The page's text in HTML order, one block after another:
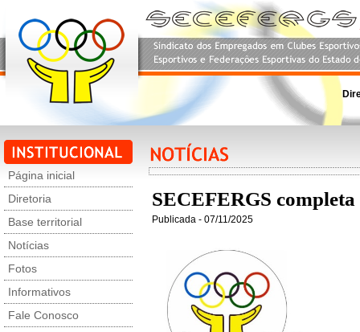
Página inicial
Diretoria
Base territorial
Notícias
Fotos
Informativos
Fale Conosco
SECEFERGS completa
Publicada - 07/11/2025